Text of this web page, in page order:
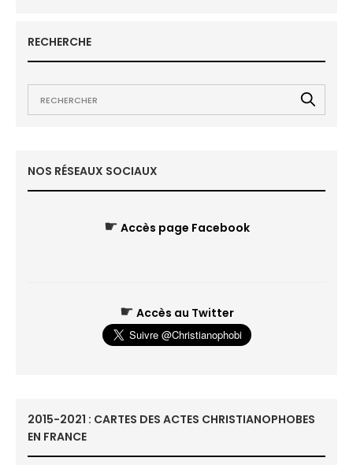
RECHERCHE
NOS RÉSEAUX SOCIAUX
☛ Accès page Facebook
☛ Accès au Twitter
2015-2021 : CARTES DES ACTES CHRISTIANOPHOBES
EN FRANCE